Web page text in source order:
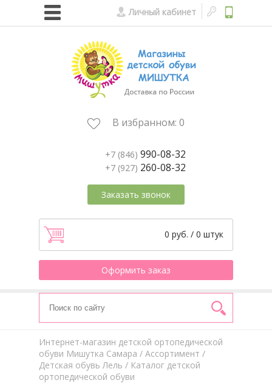
Личный кабинет
В избранном: 0
+7 (846) 990-08-32
+7 (927) 260-08-32
Заказать звонок
0 руб. / 0 штук
Оформить заказ
Интернет-магазин детской ортопедической
обуви Мишутка Самара / Aссортимент /
Детская обувь Лель / Каталог детской
ортопедической обуви